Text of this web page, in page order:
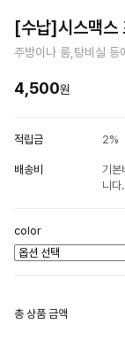
[수납]시스맥스
주방이나 룸,탕비실 등
4,500원
적립금 2%
배송비
기본
니다.
color
총 상품 금액